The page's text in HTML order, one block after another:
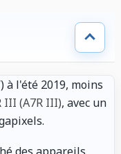
à l'été 2019, moins
III (A7R III), avec un
des appareils